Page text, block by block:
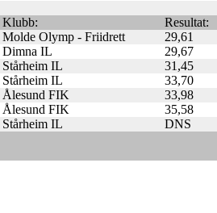
Klubb:
Resultat:
Molde Olymp - Friidrett
29,61
Dimna IL
29,67
Stårheim IL
31,45
Stårheim IL
33,70
Ålesund FIK
33,98
Ålesund FIK
35,58
Stårheim IL
DNS